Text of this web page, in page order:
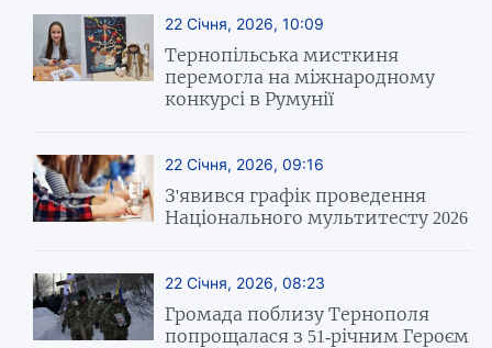
22 Січня, 2026, 10:09
Тернопільська мисткиня
перемогла на міжнародному
конкурсі в Румунії
22 Січня, 2026, 09:16
З'явився графік проведення
Національного мультитесту 2026
22 Січня, 2026, 08:23
Громада поблизу Тернополя
попрощалася з 51-річним Героєм